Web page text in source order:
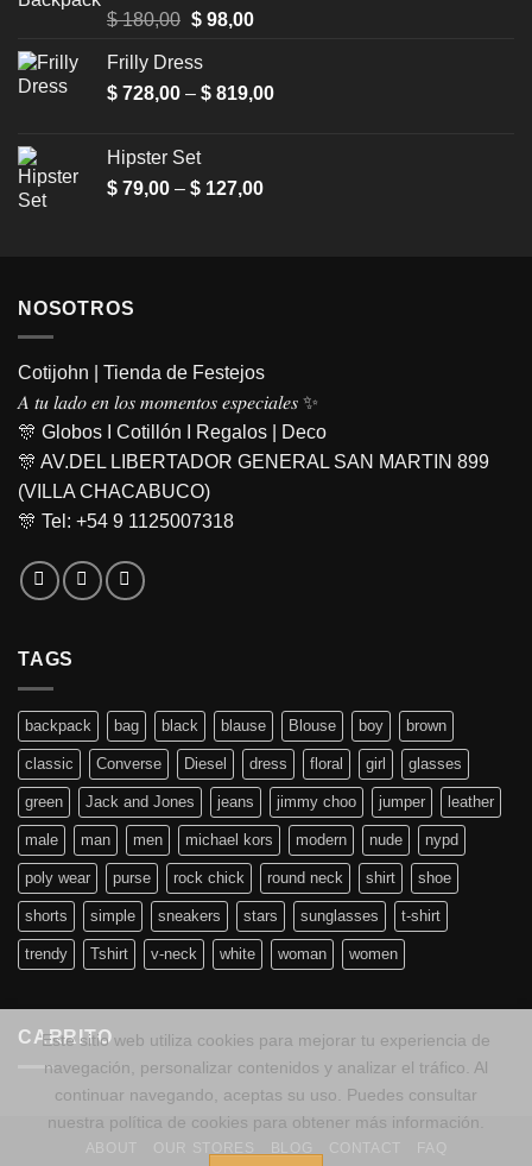
Valorado en
de 5
$180,00 Original
was:
$ 180,00.
$98,00Current
$ 98,00.
Frilly Dress
$ 728,00 – $ 819,00Price
Hipster Set
$ 79,00 – $ 127,00Price
NOSOTROS
Cotijohn | Tienda de Festejos
𝐴 𝑡𝑢 𝑙𝑎𝑑𝑜 𝑒𝑛 𝑙𝑜𝑠 𝑚𝑜𝑚𝑒𝑛𝑡𝑜𝑠 𝑒𝑠𝑝𝑒𝑐𝑖𝑎𝑙𝑒𝑠 ✨
🎊 Globos I Cotillón I Regalos | Deco
🎊 AV.DEL LIBERTADOR GENERAL SAN MARTIN 899
(VILLA CHACABUCO)
🎊 Tel: +54 9 1125007318
TAGS
backpack bag black blause Blouse boy brown
classic Converse Diesel dress floral girl glasses
green Jack and Jones jeans jimmy choo jumper leather
male man men michael kors modern nude nypd
poly wear purse rock chick round neck shirt shoe
shorts simple sneakers stars sunglasses t-shirt
trendy Tshirt v-neck white woman women
CARRITO
ABOUT OUR STORES BLOG CONTACT FAQ
Este sitio web utiliza cookies para mejorar tu experiencia de
navegación, personalizar contenidos y analizar el tráfico. Al
continuar navegando, aceptas su uso. Puedes consultar
nuestra política de cookies para obtener más información.